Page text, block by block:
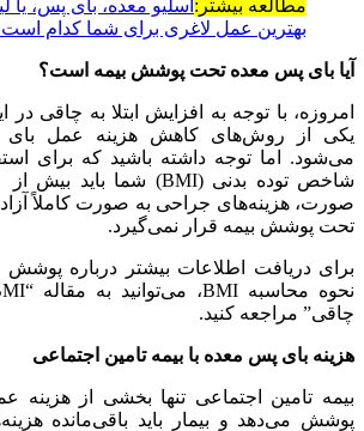
مطالعه بیشتر: اسلیو معده، بای پس، یا
بهترین عمل لاغری برای شما کدام
آیا بای پس معده تحت پوشش بیمه است؟
امروزه، با توجه به افزایش ابتلا به چاقی در
یکی از روش‌های کاهش هزینه عمل
می‌شود. اما توجه داشته باشید که برای
صورت، هزینه‌های جراحی به صورت کاملاً
تحت پوشش بیمه قرار نمی‌گیرد.
برای دریافت اطلاعات بیشتر درباره
چاقی” مراجعه کنید.
هزینه بای پس معده با بیمه تامین اجتماعی
بیمه تامین اجتماعی تنها بخشی از هزینه
پوشش می‌دهد و بیمار باید باقی‌مانده